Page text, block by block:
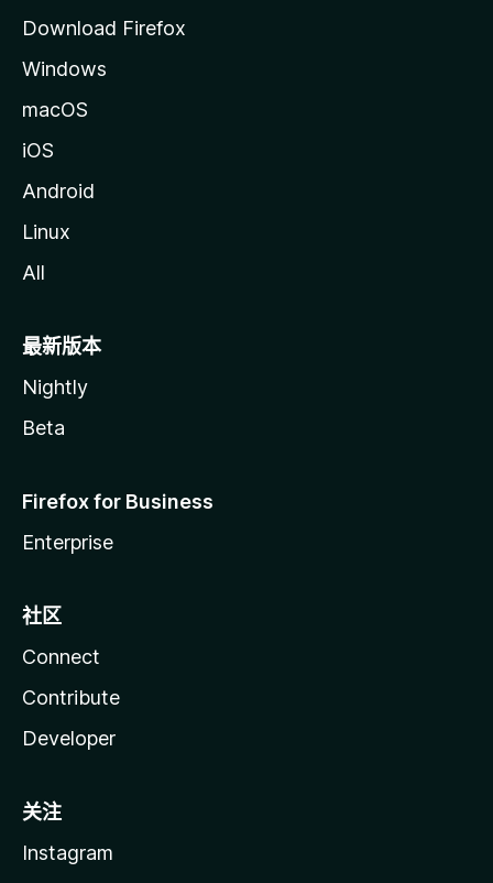
Download Firefox
Windows
macOS
iOS
Android
Linux
All
最新版本
Nightly
Beta
Firefox for Business
Enterprise
社区
Connect
Contribute
Developer
关注
Instagram